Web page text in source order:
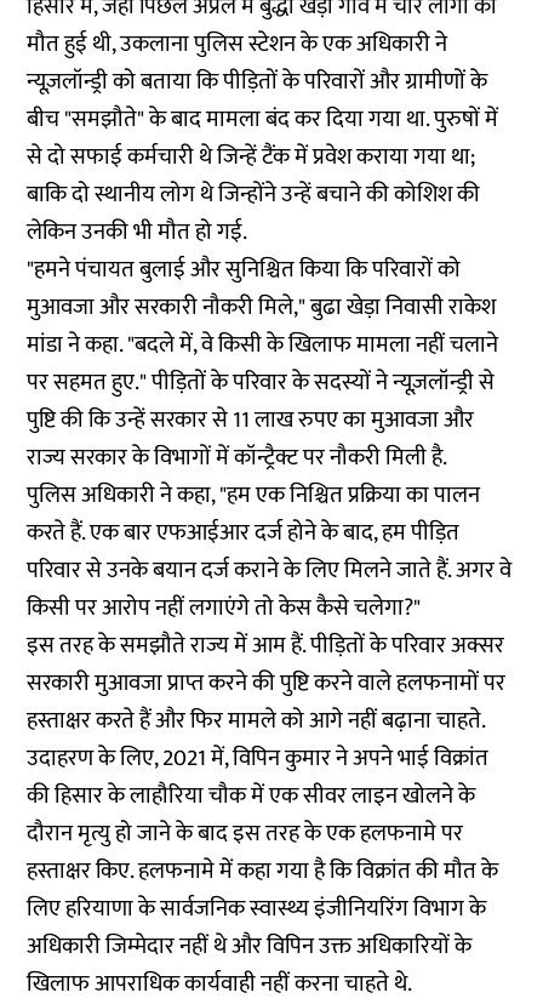
मौत हुई थी, उकलाना पुलिस स्टेशन के एक अधिकारी ने
न्यूज़लॉन्ड्री को बताया कि पीड़ितों के परिवारों और ग्रामीणों के
बीच "समझौते" के बाद मामला बंद कर दिया गया था. पुरुषों में
से दो सफाई कर्मचारी थे जिन्हें टैंक में प्रवेश कराया गया था;
बाकि दो स्थानीय लोग थे जिन्होंने उन्हें बचाने की कोशिश की
लेकिन उनकी भी मौत हो गई.
"हमने पंचायत बुलाई और सुनिश्चित किया कि परिवारों को
मुआवजा और सरकारी नौकरी मिले," बुढा खेड़ा निवासी राकेश
मांडा ने कहा. "बदले में, वे किसी के खिलाफ मामला नहीं चलाने
पर सहमत हुए." पीड़ितों के परिवार के सदस्यों ने न्यूज़लॉन्ड्री से
पुष्टि की कि उन्हें सरकार से 11 लाख रुपए का मुआवजा और
राज्य सरकार के विभागों में कॉन्ट्रैक्ट पर नौकरी मिली है.
पुलिस अधिकारी ने कहा, "हम एक निश्चित प्रक्रिया का पालन
करते हैं. एक बार एफआईआर दर्ज होने के बाद, हम पीड़ित
परिवार से उनके बयान दर्ज कराने के लिए मिलने जाते हैं. अगर वे
किसी पर आरोप नहीं लगाएंगे तो केस कैसे चलेगा?"
इस तरह के समझौते राज्य में आम हैं. पीड़ितों के परिवार अक्सर
सरकारी मुआवजा प्राप्त करने की पुष्टि करने वाले हलफनामों पर
हस्ताक्षर करते हैं और फिर मामले को आगे नहीं बढ़ाना चाहते.
उदाहरण के लिए, 2021 में, विपिन कुमार ने अपने भाई विक्रांत
की हिसार के लाहौरिया चौक में एक सीवर लाइन खोलने के
दौरान मृत्यु हो जाने के बाद इस तरह के एक हलफनामे पर
हस्ताक्षर किए. हलफनामे में कहा गया है कि विक्रांत की मौत के
लिए हरियाणा के सार्वजनिक स्वास्थ्य इंजीनियरिंग विभाग के
अधिकारी जिम्मेदार नहीं थे और विपिन उक्त अधिकारियों के
खिलाफ आपराधिक कार्यवाही नहीं करना चाहते थे.